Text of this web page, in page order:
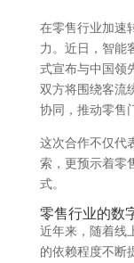
在零售行业加速
力。近日，智能
式宣布与中国领
双方将围绕客流
协同，推动零售
这次合作不仅代
索，更预示着零
式。
零售行业的数
近年来，随着线
的依赖程度不断